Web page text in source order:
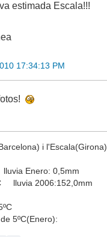
estimada Escala!!!
17:34:13 PM
i l'Escala(Girona)
Enero: 0,5mm
lluvia 2006:152,0mm
5ºC(Enero):